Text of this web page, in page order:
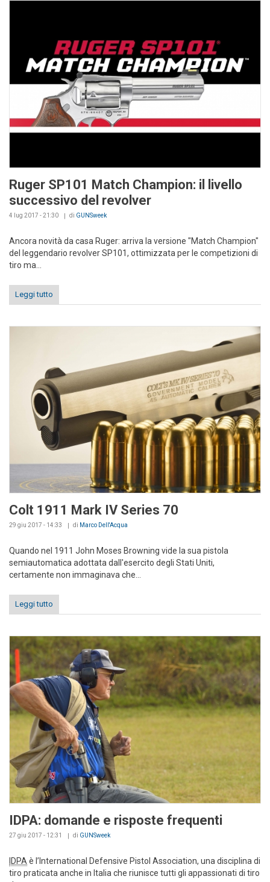
Ruger SP101 Match Champion: il livello
successivo del revolver
4 lug 2017 - 21:30 di GUNSweek
Ancora novità da casa Ruger: arriva la versione "Match Champion"
del leggendario revolver SP101, ottimizzata per le competizioni di
tiro ma...
Leggi tutto
Colt 1911 Mark IV Series 70
29 giu 2017 - 14:33 di Marco Dell'Acqua
Quando nel 1911 John Moses Browning vide la sua pistola
semiautomatica adottata dall'esercito degli Stati Uniti,
certamente non immaginava che...
Leggi tutto
IDPA: domande e risposte frequenti
27 giu 2017 - 12:31 di GUNSweek
IDPA è l’International Defensive Pistol Association, una disciplina di
tiro praticata anche in Italia che riunisce tutti gli appassionati di tiro